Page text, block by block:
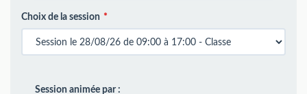
Choix de la session
Session animée par :